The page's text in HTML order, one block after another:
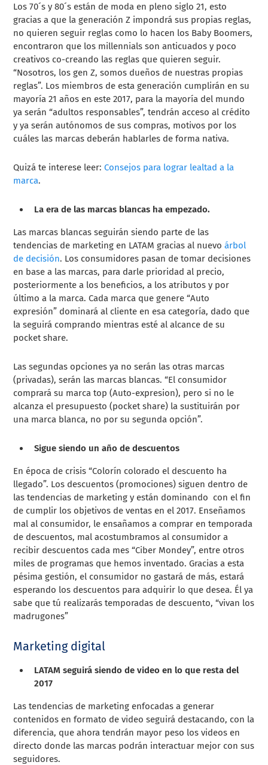
Los 70´s y 80´s están de moda en pleno siglo 21, esto
gracias a que la generación Z impondrá sus propias reglas,
no quieren seguir reglas como lo hacen los Baby Boomers,
encontraron que los millennials son anticuados y poco
creativos co-creando las reglas que quieren seguir.
“Nosotros, los gen Z, somos dueños de nuestras propias
reglas”. Los miembros de esta generación cumplirán en su
mayoría 21 años en este 2017, para la mayoría del mundo
ya serán “adultos responsables”, tendrán acceso al crédito
y ya serán autónomos de sus compras, motivos por los
cuáles las marcas deberán hablarles de forma nativa.
Quizá te interese leer:Consejos para lograr lealtad a la
marca.
La era de las marcas blancas ha empezado.
Las marcas blancas seguirán siendo parte de las
tendencias de marketing en LATAM gracias al nuevoárbol
de decisión. Los consumidores pasan de tomar decisiones
en base a las marcas, para darle prioridad al precio,
posteriormente a los beneficios, a los atributos y por
último a la marca. Cada marca que genere “Auto
expresión” dominará al cliente en esa categoría, dado que
la seguirá comprando mientras esté al alcance de su
pocket share.
Las segundas opciones ya no serán las otras marcas
(privadas), serán las marcas blancas. “El consumidor
comprará su marca top (Auto-expresion), pero si no le
alcanza el presupuesto (pocket share) la sustituirán por
una marca blanca, no por su segunda opción”.
Sigue siendo un año de descuentos
En época de crisis “Colorín colorado el descuento ha
llegado”. Los descuentos (promociones) siguen dentro de
las tendencias de marketing y están dominando con el fin
de cumplir los objetivos de ventas en el 2017. Enseñamos
mal al consumidor, le ensañamos a comprar en temporada
de descuentos, mal acostumbramos al consumidor a
recibir descuentos cada mes “Ciber Mondey”, entre otros
miles de programas que hemos inventado. Gracias a esta
pésima gestión, el consumidor no gastará de más, estará
esperando los descuentos para adquirir lo que desea. Él ya
sabe que tú realizarás temporadas de descuento, “vivan los
madrugones”
Marketing digital
LATAM seguirá siendo de video en lo que resta del
2017
Las tendencias de marketing enfocadas a generar
contenidos en formato de video seguirá destacando, con la
diferencia, que ahora tendrán mayor peso los videos en
directo donde las marcas podrán interactuar mejor con sus
seguidores.